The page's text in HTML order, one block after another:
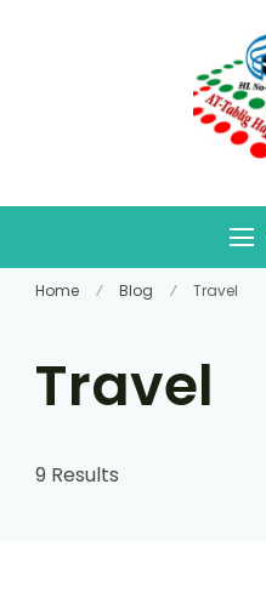
Home Blog Travel
Travel
9 Results